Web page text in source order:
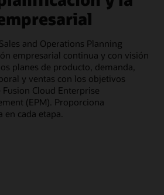
and Operations Planning
empresarial continua y con visión
planes de producto, demanda,
y ventas con los objetivos
Cloud Enterprise
(EPM). Proporciona
cada etapa.